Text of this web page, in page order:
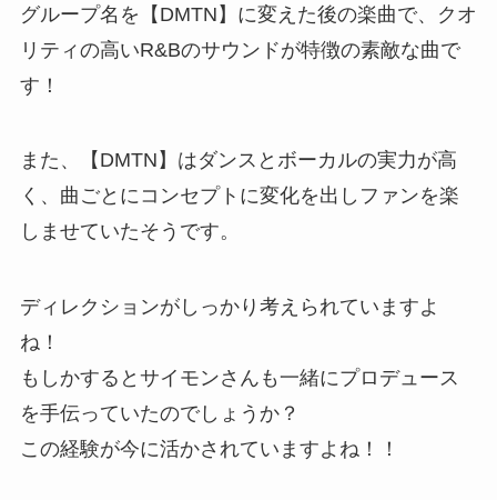
グループ名を【DMTN】に変えた後の楽曲で、クオ
リティの高いR&Bのサウンドが特徴の素敵な曲で
す！
また、【DMTN】はダンスとボーカルの実力が高
く、曲ごとにコンセプトに変化を出しファンを楽
しませていたそうです。
ディレクションがしっかり考えられていますよ
ね！
もしかするとサイモンさんも一緒にプロデュース
を手伝っていたのでしょうか？
この経験が今に活かされていますよね！！